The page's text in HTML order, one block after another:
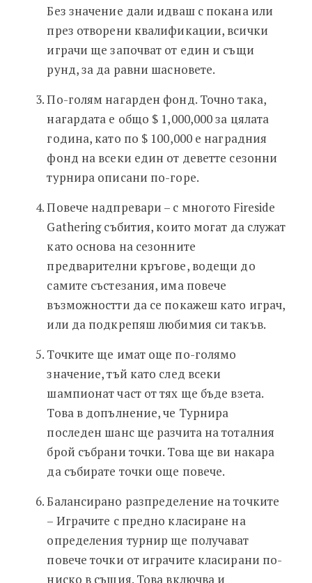
Без значение дали идваш с покана или
през отворени квалификации, всички
играчи ще започват от един и същи
рунд, за да равни шасновете.
По-голям нагарден фонд. Точно така,
нагардата е общо $ 1,000,000 за цялата
година, като по $ 100,000 е наградния
фонд на всеки един от деветте сезонни
турнира описани по-горе.
Повече надпревари – с многото Fireside
Gathering събития, които могат да служат
като основа на сезонните
предварителни кръгове, водещи до
самите състезания, има повече
възможностти да се покажеш като играч,
или да подкрепяш любимия си такъв.
Точките ще имат още по-голямо
значение, тъй като след всеки
шампионат част от тях ще бъде взета.
Това в допълнение, че Турнира
последен шанс ще разчита на тоталния
брой събрани точки. Това ще ви накара
да събирате точки още повече.
Балансирано разпределение на точките
– Играчите с предно класиране на
определения турнир ще получават
повече точки от играчите класирани по-
ниско в същия. Това включва и